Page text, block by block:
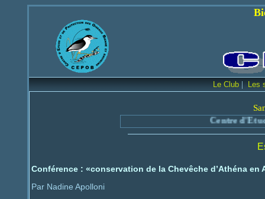
Bienvenue sur
Le Club | Les
Centre d'Etude et de
Conférence : «conservation de la Chevêche d’Athéna en
Par Nadine Apolloni